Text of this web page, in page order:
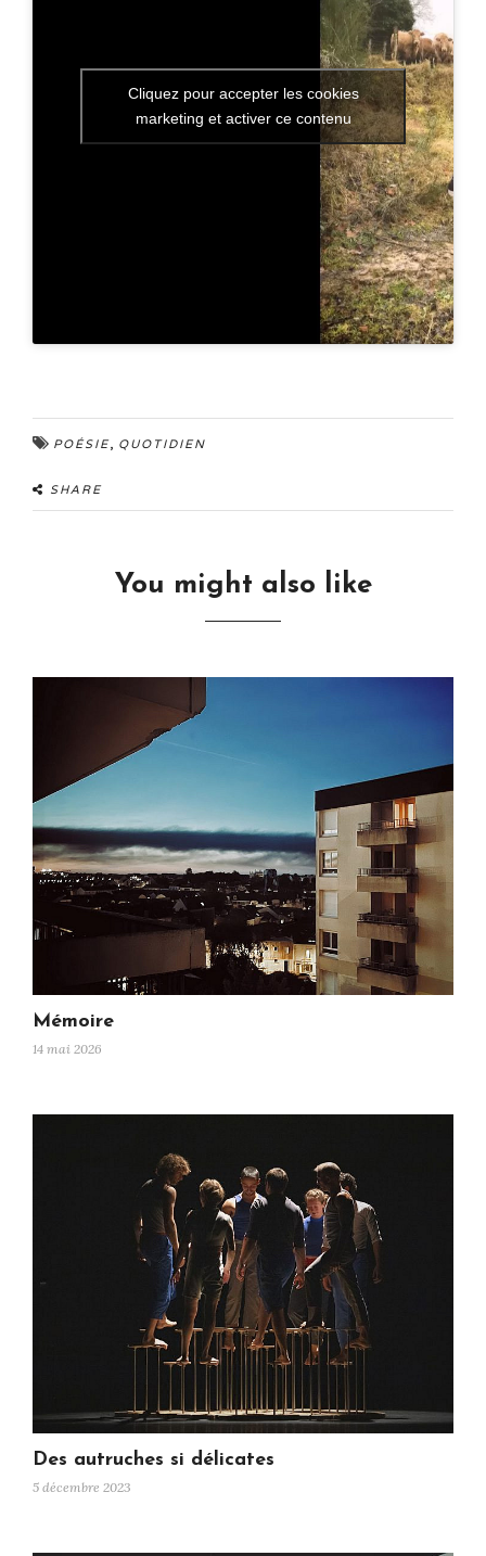
Cliquez pour accepter les cookies
marketing et activer ce contenu
POÉSIE, QUOTIDIEN
SHARE
You might also like
Mémoire
14 mai 2026
Des autruches si délicates
5 décembre 2023